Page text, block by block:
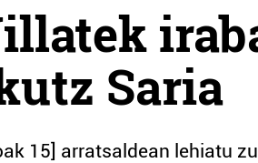
Saria
15] arratsaldean lehiatu